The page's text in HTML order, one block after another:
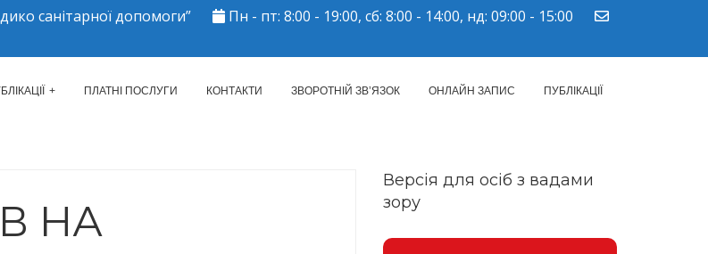
санітарної допомоги”
Пн - пт: 8:00 - 19:00, сб: 8:00 - 14:00, нд: 09:00 - 15:00
МІСЬКИЙ ЦЕНТР ПМСД"
ПЛАТНІ ПОСЛУГИ КОНТАКТИ ЗВОРОТНІЙ ЗВ’ЯЗОК ОНЛАЙН ЗАПИС ПУБЛІКАЦІЇ
НА
Версія для осіб з вадами
зору